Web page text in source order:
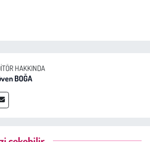
HAKKINDA
BOĞA